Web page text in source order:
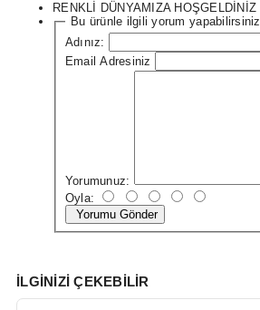
RENKLİ DÜNYAMIZA HOŞGELDİNİZ
Bu ürünle ilgili yorum yapabilirsiniz
Adınız:
Email Adresiniz
Yorumunuz:
Oyla:
Yorumu Gönder
İLGINIZI ÇEKEBILIR